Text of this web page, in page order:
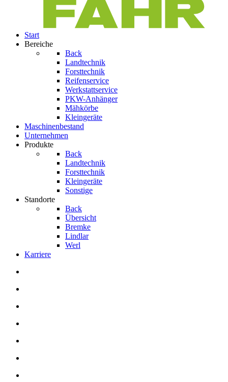
Start
Bereiche
Back
Landtechnik
Forsttechnik
Reifenservice
Werkstattservice
PKW-Anhänger
Mähkörbe
Kleingeräte
Maschinenbestand
Unternehmen
Produkte
Back
Landtechnik
Forsttechnik
Kleingeräte
Sonstige
Standorte
Back
Übersicht
Bremke
Lindlar
Werl
Karriere